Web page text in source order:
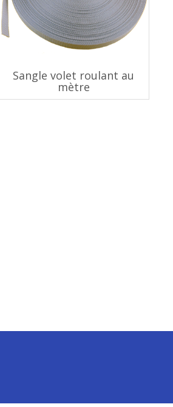
Sangle volet roulant au
mètre